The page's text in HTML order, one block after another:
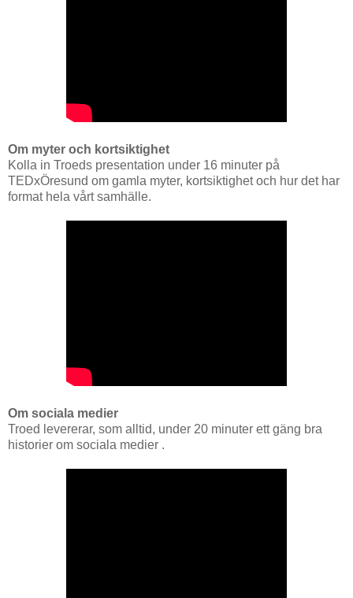
Om myter och kortsiktighet
Kolla in Troeds presentation under 16 minuter på
TEDxÖresund om gamla myter, kortsiktighet och hur det har
format hela vårt samhälle.
Om sociala medier
Troed levererar, som alltid, under 20 minuter ett gäng bra
historier om sociala medier .